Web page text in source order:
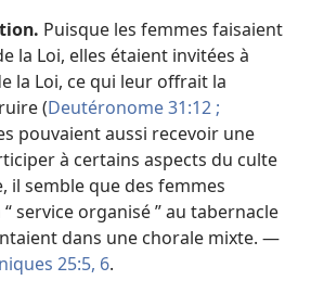
Puisque les femmes faisaient
la Loi, elles étaient invitées à
la Loi, ce qui leur offrait la
(Deutéronome 31:12 ;
pouvaient aussi recevoir une
à certains aspects du culte
il semble que des femmes
service organisé ” au tabernacle
dans une chorale mixte. —
25:5, 6.